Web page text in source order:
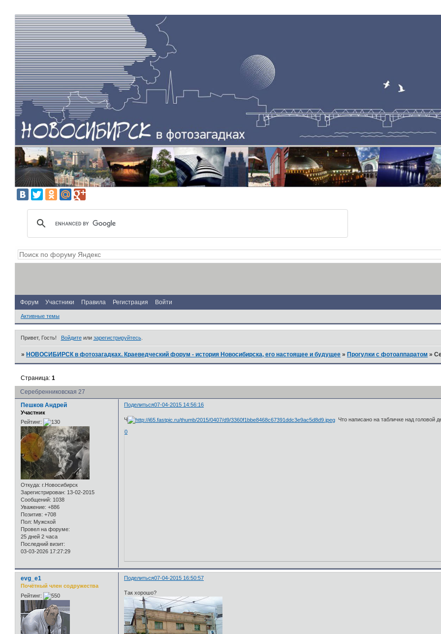
Форум Участники Правила Регистрация Войти
Активные темы
Привет, Гость! Войдитеили зарегистрируйтесь.
»НОВОСИБИРСК в фотозагадках. Краеведческий форум - история Новосибирска, его настоящее и будущее »Прогулки с фотоаппаратом »
Серебренниковская 27
Страница:1
Поделиться07-04-2015 14:56:16
Пешков Андрей
Участник
Рейтинг:
Откуда: г.Новосибирск
Зарегистрирован: 13-02-2015
Сообщений: 1038
Уважение: +886
Позитив: +708
Пол: Мужской
Провел на форуме:
25 дней 2 часа
Последний визит:
03-03-2026 17:27:29
Ч Что написано на табличке над головой
0
Поделиться07-04-2015 16:50:57
evg_e1
Почётный член содружества
Рейтинг:
Так хорошо?